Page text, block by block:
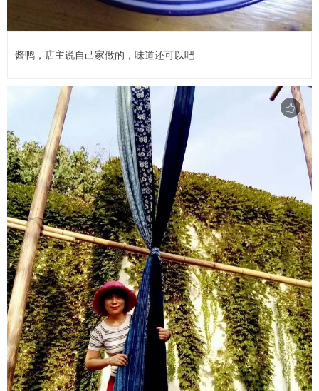
酱鸭，店主说自己家做的，味道还可以吧